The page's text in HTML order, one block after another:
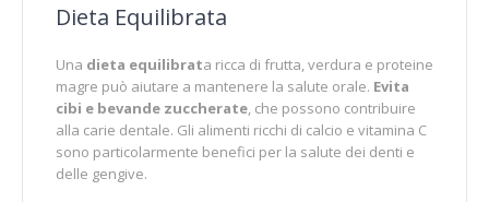
Dieta Equilibrata
Una dieta equilibrata ricca di frutta, verdura e proteine
magre può aiutare a mantenere la salute orale. Evita
cibi e bevande zuccherate, che possono contribuire
alla carie dentale. Gli alimenti ricchi di calcio e vitamina C
sono particolarmente benefici per la salute dei denti e
delle gengive.